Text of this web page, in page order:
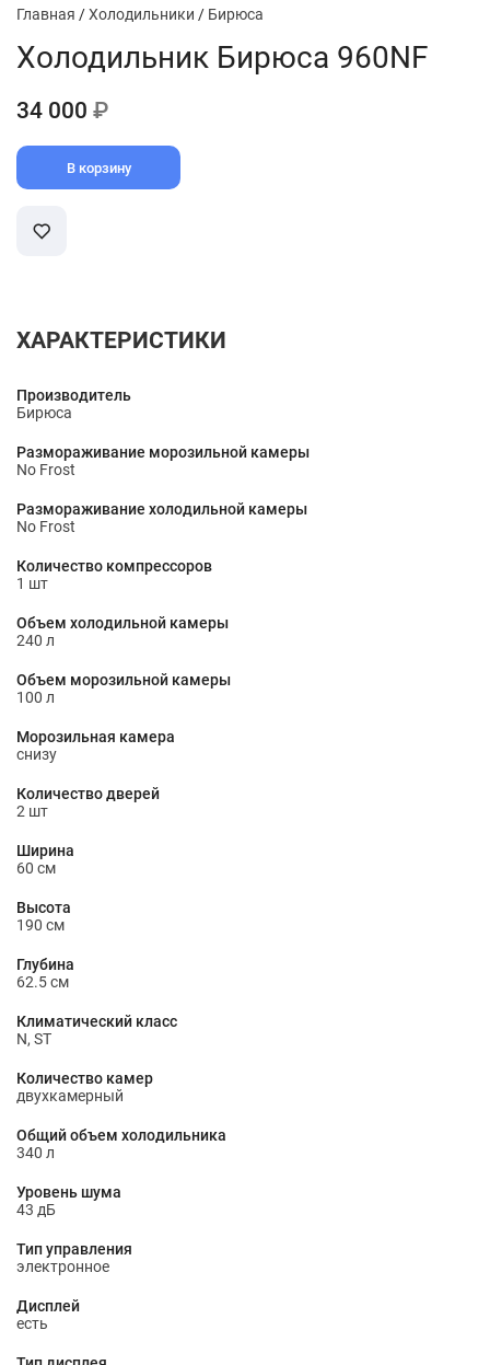
Главная /Холодильники / Бирюса
Холодильник Бирюса 960NF
34 000 ₽
В корзину
ХАРАКТЕРИСТИКИ
Производитель
Бирюса
Размораживание морозильной камеры
No Frost
Размораживание холодильной камеры
No Frost
Количество компрессоров
1 шт
Объем холодильной камеры
240 л
Объем морозильной камеры
100 л
Морозильная камера
снизу
Количество дверей
2 шт
Ширина
60 см
Высота
190 см
Глубина
62.5 см
Климатический класс
N, ST
Количество камер
двухкамерный
Общий объем холодильника
340 л
Уровень шума
43 дБ
Тип управления
электронное
Дисплей
есть